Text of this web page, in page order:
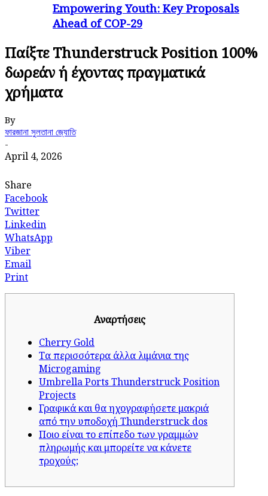
Empowering Youth: Key Proposals
Ahead of COP-29
Παίξτε Thunderstruck Position 100%
δωρεάν ή έχοντας πραγματικά
χρήματα
By
ফারজানা সুলতানা জ্যোতি
-
April 4, 2026
Share
Facebook
Twitter
Linkedin
WhatsApp
Viber
Email
Print
Αναρτήσεις
Cherry Gold
Τα περισσότερα άλλα λιμάνια της
Microgaming
Umbrella Ports Thunderstruck Position
Projects
Γραφικά και θα ηχογραφήσετε μακριά
από την υποδοχή Thunderstruck dos
Ποιο είναι το επίπεδο των γραμμών
πληρωμής και μπορείτε να κάνετε
τροχούς;